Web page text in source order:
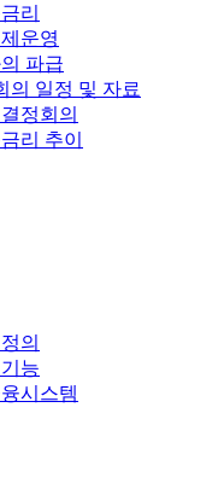
리
운영
파급
의 일정 및 자료
정회의
리 추이
의
능
시스템